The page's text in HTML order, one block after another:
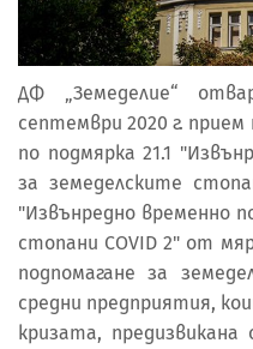
ДФ „Земеделие“
септември 2020 г. прием
по подмярка 21.1
за земеделските
"Извънредно временно
стопани COVID 2" от
подпомагане за
средни предприятия,
кризата,